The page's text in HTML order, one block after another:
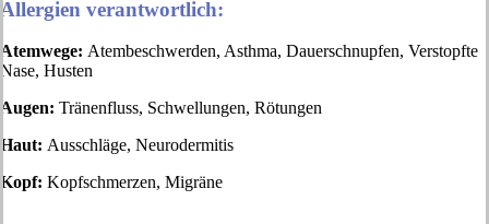
Allergien verantwortlich:
Atemwege: Atembeschwerden, Asthma, Dauerschnupfen, Verstopfte
Nase, Husten
Augen: Tränenfluss, Schwellungen, Rötungen
Haut: Ausschläge, Neurodermitis
Kopf: Kopfschmerzen, Migräne